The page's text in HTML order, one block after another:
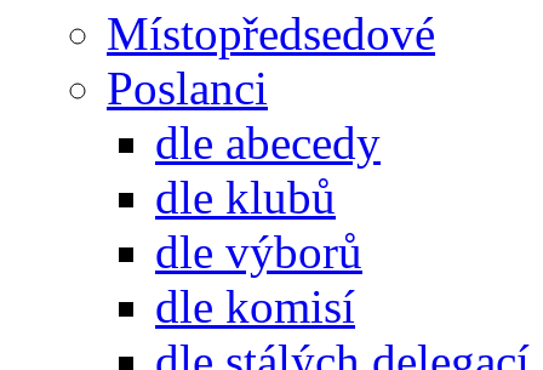
Místopředsedové
Poslanci
dle abecedy
dle klubů
dle výborů
dle komisí